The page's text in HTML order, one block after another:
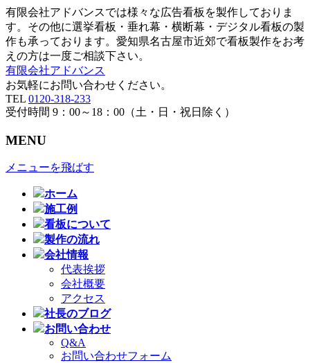
有限会社アドバンスでは様々な広告看板を製作しておりま
す。その他に選挙看板・垂れ幕・横断幕・デジタル看板の製
作も承っております。愛知県名古屋市近郊で看板製作をお考
えの方は一度ご相談下さい。
有限会社アドバンス
お気軽にお問い合わせください。
TEL 0120-318-233
受付時間 9：00～18：00（土・日・祝日除く）
MENU
メニューを飛ばす
ホーム
施工例
看板について
製作の流れ
会社情報
代表挨拶
会社概要
アクセス
社長のブログ
お問い合わせ
Q&A
お問い合わせフォーム